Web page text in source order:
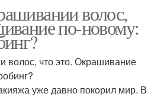
волос,
по-новому:
волос, что это. Окрашивание
уже давно покорил мир. В